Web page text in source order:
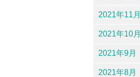
2021年11月
2021年10月
2021年9月
2021年8月